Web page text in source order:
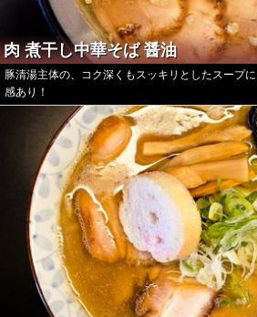
肉 煮干し中華そば 醤油
豚清湯主体の、コク深くもスッキリとしたスープ
感あり！